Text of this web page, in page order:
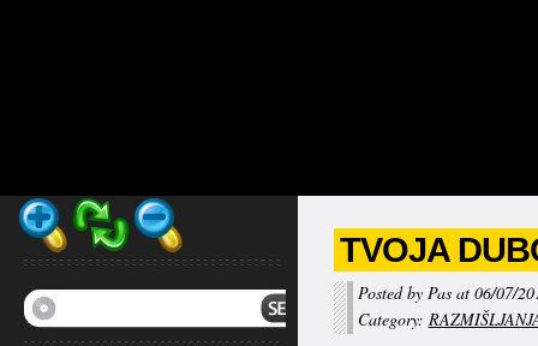
TVOJA
Posted by Pas at 06/07/
Category: